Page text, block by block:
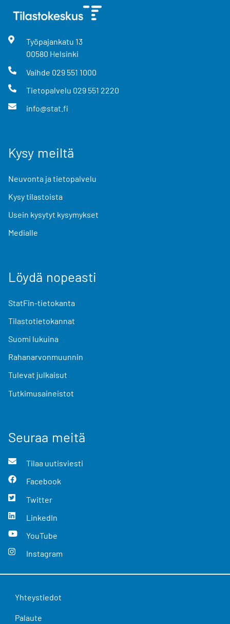
Työpajankatu 13
00580 Helsinki
Vaihde 029 551 1000
Tietopalvelu 029 551 2220
info@stat.fi
Kysy meiltä
Neuvonta ja tietopalvelu
Kysy tilastoista
Usein kysytyt kysymykset
Medialle
Löydä nopeasti
StatFin-tietokanta
Tilastotietokannat
Suomi lukuina
Rahanarvonmuunnin
Tulevat julkaisut
Tutkimusaineistot
Seuraa meitä
Tilaa uutisviesti
Facebook
Twitter
LinkedIn
YouTube
Instagram
Yhteystiedot
Palaute